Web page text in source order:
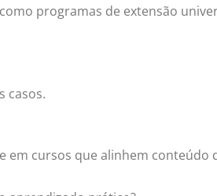
programas de extensão
casos.
em cursos que alinhem conteúdo